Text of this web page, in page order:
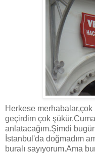
Herkese
geçirdim çok
anlatacağım.Şimdi
İstanbul'da doğmadım
buralı sayıyorum.Ama